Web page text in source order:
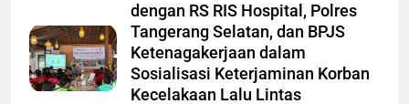
dengan RS RIS Hospital, Polres
Tangerang Selatan, dan BPJS
Ketenagakerjaan dalam
Sosialisasi Keterjaminan Korban
Kecelakaan Lalu Lintas